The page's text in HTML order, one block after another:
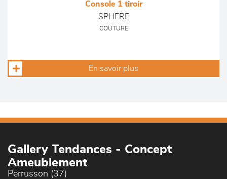
Console 1 tiroir
SPHERE
COUTURE
En savoir plus
Gallery Tendances - Concept
Ameublement
Perrusson (37)